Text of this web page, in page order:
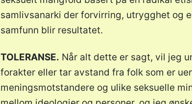
samlivsanarki der forvirring, utrygghet og
samfunn blir resultatet.
TOLERANSE. Når alt dette er sagt, vil jeg
forakter eller tar avstand fra folk som er
meningsmotstandere og ulike seksuelle